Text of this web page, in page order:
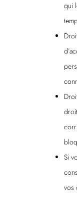
qui
Si
vos